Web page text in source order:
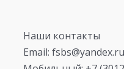
Наши контакты
Email: fsbs@yandex.ru